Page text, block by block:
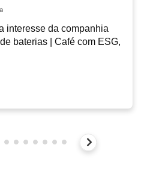
interesse da companhia
baterias | Café com ESG,